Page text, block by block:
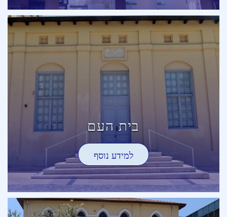
בית העם
למידע נוסף